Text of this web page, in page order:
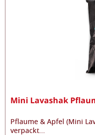
Mini Lavashak
Pflaume & Apfel (Mini
verpackt...